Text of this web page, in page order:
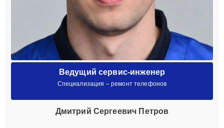
Ведущий сервис-инженер
Специализация – ремонт телефонов
Дмитрий Сергеевич Петров